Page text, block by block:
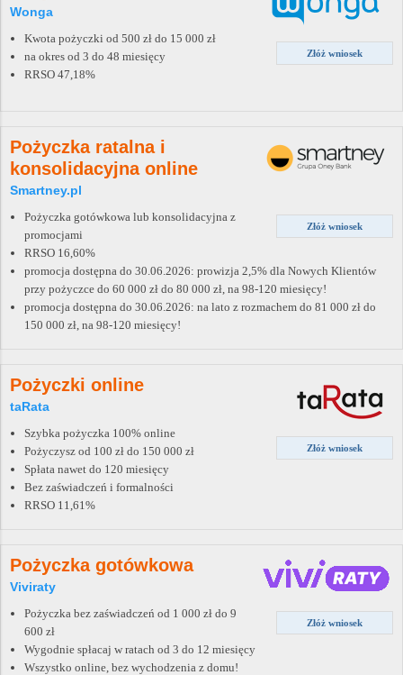
Wonga
Złóż wniosek
Kwota pożyczki od 500 zł do 15 000 zł
na okres od 3 do 48 miesięcy
RRSO 47,18%
Pożyczka ratalna i
konsolidacyjna online
Smartney.pl
Złóż wniosek
Pożyczka gotówkowa lub konsolidacyjna z
promocjami
RRSO 16,60%
promocja dostępna do 30.06.2026: prowizja 2,5% dla Nowych Klientów
przy pożyczce do 60 000 zł do 80 000 zł, na 98-120 miesięcy!
promocja dostępna do 30.06.2026: na lato z rozmachem do 81 000 zł do
150 000 zł, na 98-120 miesięcy!
Pożyczki online
taRata
Złóż wniosek
Szybka pożyczka 100% online
Pożyczysz od 100 zł do 150 000 zł
Spłata nawet do 120 miesięcy
Bez zaświadczeń i formalności
RRSO 11,61%
Pożyczka gotówkowa
Viviraty
Złóż wniosek
Pożyczka bez zaświadczeń od 1 000 zł do 9
600 zł
Wygodnie spłacaj w ratach od 3 do 12 miesięcy
Wszystko online, bez wychodzenia z domu!